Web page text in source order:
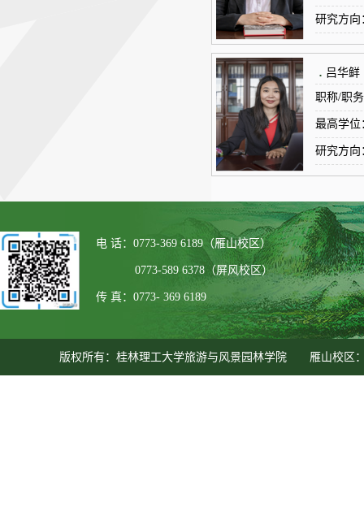
研究方向
与创业管
. 吕华鲜
职称/职
最高学位
研究方向
电 话：0773-369 6189（雁山校区）
0773-589 6378（屏风校区）
传 真：0773- 369 6189
版权所有：桂林理工大学旅游与风景园林学院 雁山校区